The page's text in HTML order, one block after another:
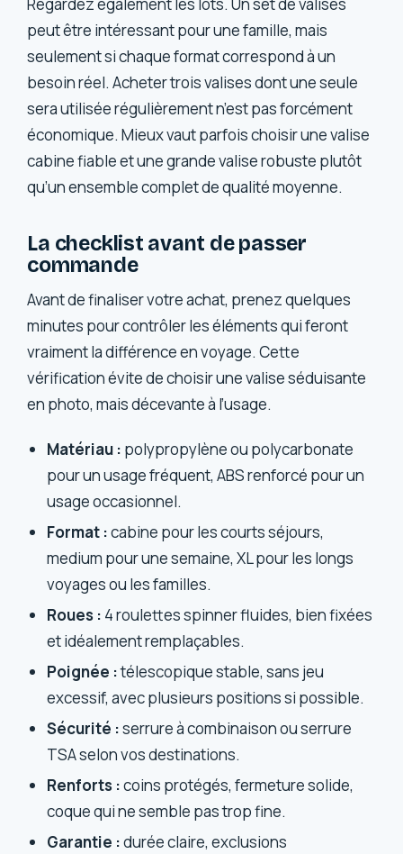
peut être intéressant pour une famille, mais
seulement si chaque format correspond à un
besoin réel. Acheter trois valises dont une seule
sera utilisée régulièrement n’est pas forcément
économique. Mieux vaut parfois choisir une valise
cabine fiable et une grande valise robuste plutôt
qu’un ensemble complet de qualité moyenne.
La checklist avant de passer
commande
Avant de finaliser votre achat, prenez quelques
minutes pour contrôler les éléments qui feront
vraiment la différence en voyage. Cette
vérification évite de choisir une valise séduisante
en photo, mais décevante à l’usage.
Matériau : polypropylène ou polycarbonate
pour un usage fréquent, ABS renforcé pour un
usage occasionnel.
Format :cabine pour les courts séjours,
medium pour une semaine, XL pour les longs
voyages ou les familles.
Roues : 4 roulettes spinner fluides, bien fixées
et idéalement remplaçables.
Poignée :télescopique stable, sans jeu
excessif, avec plusieurs positions si possible.
Sécurité :serrure à combinaison ou serrure
TSA selon vos destinations.
Renforts :coins protégés, fermeture solide,
coque qui ne semble pas trop fine.
Garantie :durée claire, exclusions